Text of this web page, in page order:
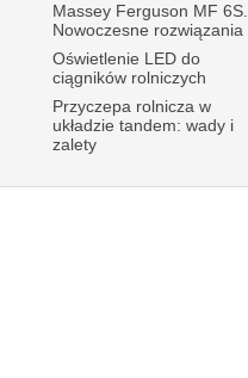
Massey Ferguson MF 6S.
Nowoczesne rozwiązania
Oświetlenie LED do
ciągników rolniczych
Przyczepa rolnicza w
układzie tandem: wady i
zalety